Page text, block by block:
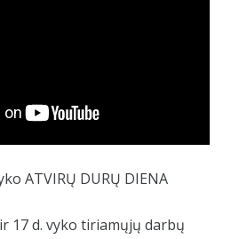
ATVIRŲ DURŲ DIENA
17 d. vyko tiriamųjų darbų